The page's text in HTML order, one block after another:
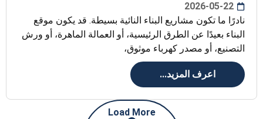
2026-05-22
نادرًا ما تكون مشاريع البناء النائية بسيطة. قد يكون موقع
البناء بعيدًا عن الطرق الرئيسية، أو العمالة الماهرة، أو ورش
التصنيع، أو مصدر كهرباء موثوق،
اعرف المزيد...
Load More